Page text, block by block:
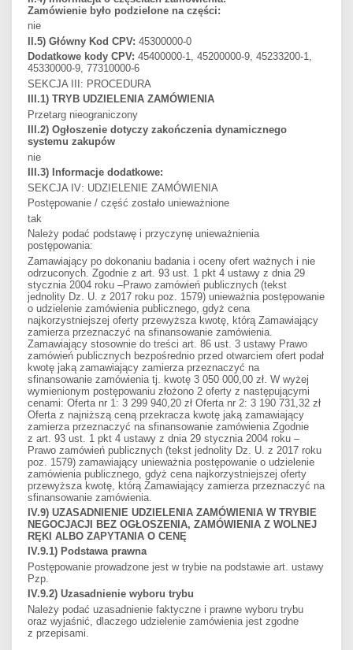
Zamówienie było podzielone na części:
nie
II.5) Główny Kod CPV: 45300000-0
Dodatkowe kody CPV: 45400000-1, 45200000-9, 45233200-1,
45330000-9, 77310000-6
SEKCJA III: PROCEDURA
III.1) TRYB UDZIELENIA ZAMÓWIENIA
Przetarg nieograniczony
III.2) Ogłoszenie dotyczy zakończenia dynamicznego
systemu zakupów
nie
III.3) Informacje dodatkowe:
SEKCJA IV: UDZIELENIE ZAMÓWIENIA
Postępowanie / część zostało unieważnione
tak
Należy podać podstawę i przyczynę unieważnienia
postępowania:
Zamawiający po dokonaniu badania i oceny ofert ważnych i nie
odrzuconych. Zgodnie z art. 93 ust. 1 pkt 4 ustawy z dnia 29
stycznia 2004 roku –Prawo zamówień publicznych (tekst
jednolity Dz. U. z 2017 roku poz. 1579) unieważnia postępowanie
o udzielenie zamówienia publicznego, gdyż cena
najkorzystniejszej oferty przewyższa kwotę, którą Zamawiający
zamierza przeznaczyć na sfinansowanie zamówienia.
Zamawiający stosownie do treści art. 86 ust. 3 ustawy Prawo
zamówień publicznych bezpośrednio przed otwarciem ofert podał
kwotę jaką zamawiający zamierza przeznaczyć na
sfinansowanie zamówienia tj. kwotę 3 050 000,00 zł. W wyżej
wymienionym postępowaniu złożono 2 oferty z następującymi
cenami: Oferta nr 1: 3 299 940,20 zł Oferta nr 2: 3 190 731,32 zł
Oferta z najniższą ceną przekracza kwotę jaką zamawiający
zamierza przeznaczyć na sfinansowanie zamówienia Zgodnie
z art. 93 ust. 1 pkt 4 ustawy z dnia 29 stycznia 2004 roku –
Prawo zamówień publicznych (tekst jednolity Dz. U. z 2017 roku
poz. 1579) zamawiający unieważnia postępowanie o udzielenie
zamówienia publicznego, gdyż cena najkorzystniejszej oferty
przewyższa kwotę, którą Zamawiający zamierza przeznaczyć na
sfinansowanie zamówienia.
IV.9) UZASADNIENIE UDZIELENIA ZAMÓWIENIA W TRYBIE
NEGOCJACJI BEZ OGŁOSZENIA, ZAMÓWIENIA Z WOLNEJ
RĘKI ALBO ZAPYTANIA O CENĘ
IV.9.1) Podstawa prawna
Postępowanie prowadzone jest w trybie na podstawie art. ustawy
Pzp.
IV.9.2) Uzasadnienie wyboru trybu
Należy podać uzasadnienie faktyczne i prawne wyboru trybu
oraz wyjaśnić, dlaczego udzielenie zamówienia jest zgodne
z przepisami.